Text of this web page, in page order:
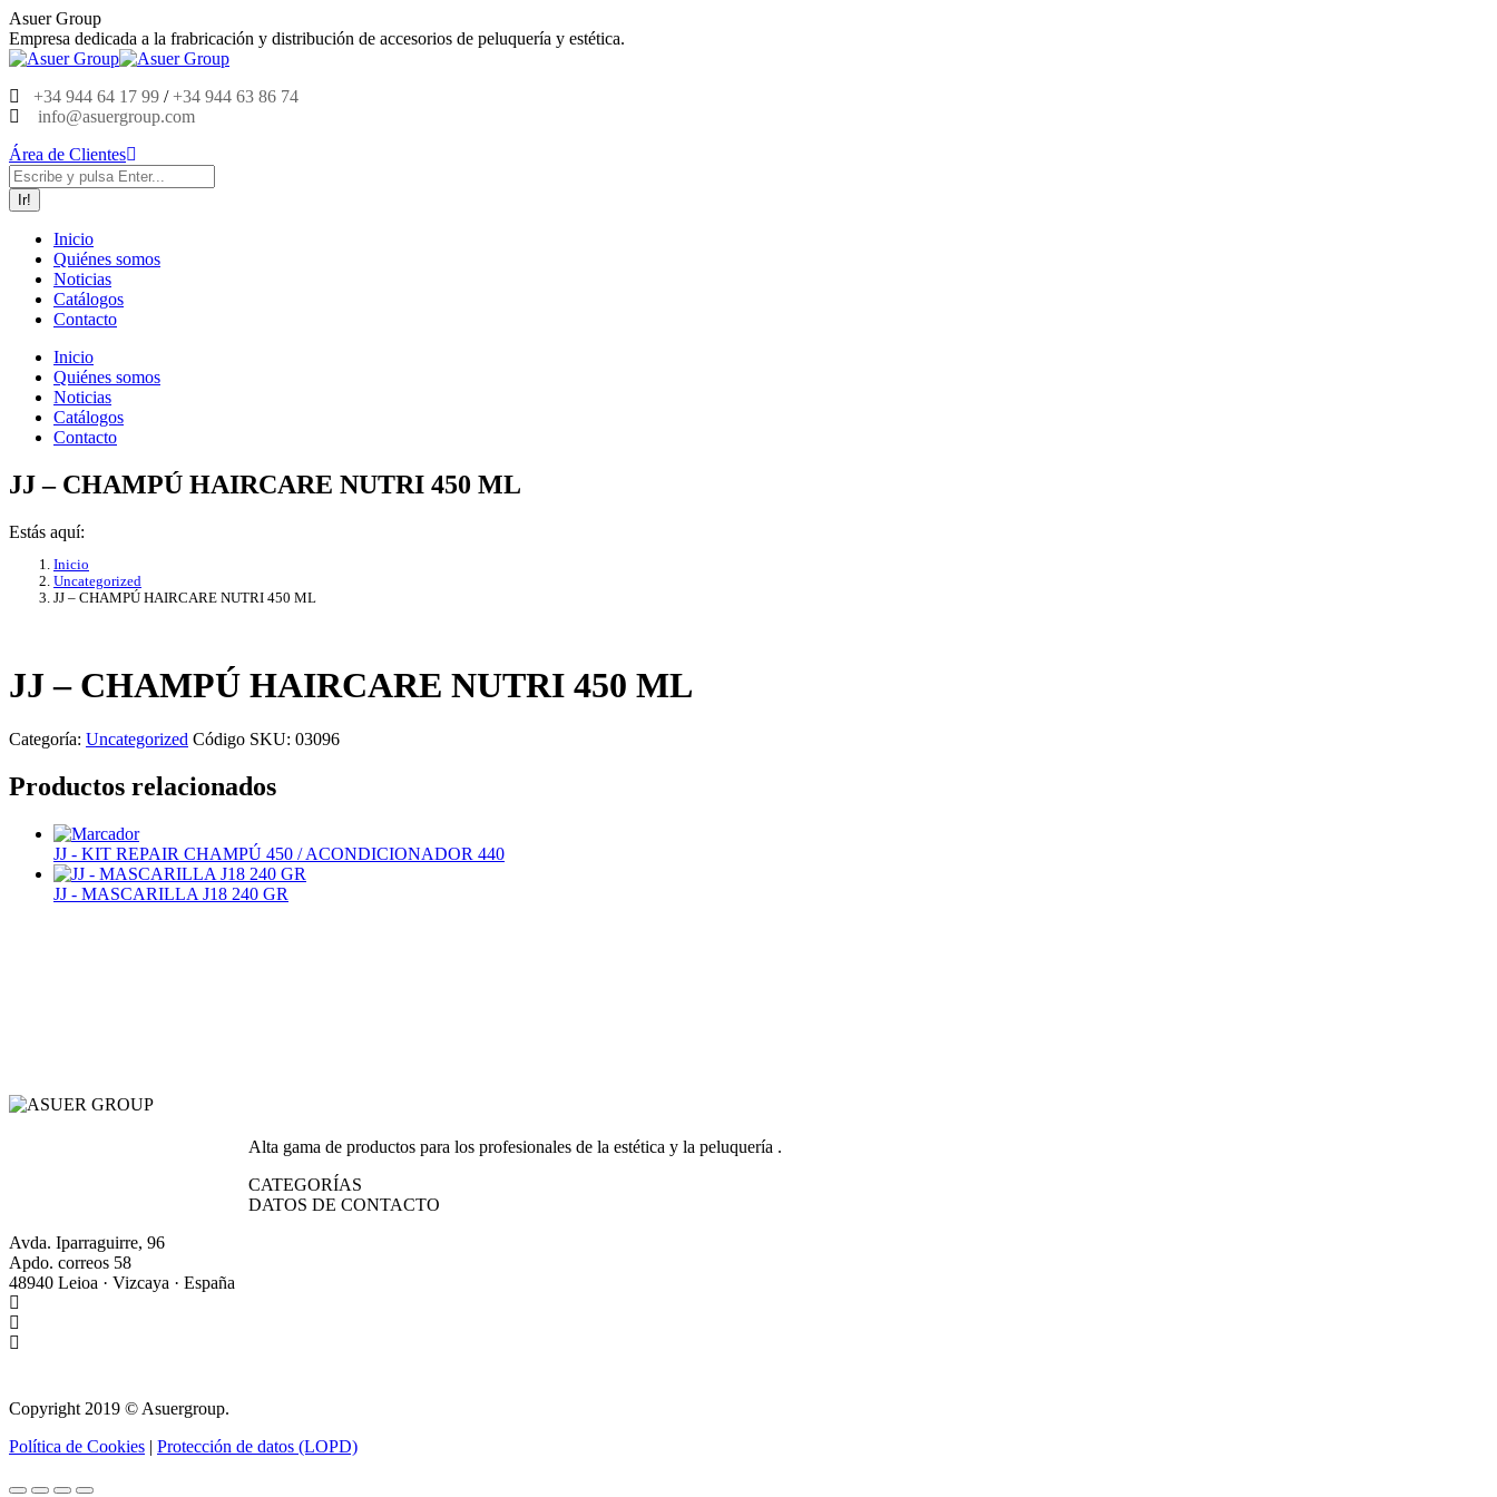
Saltar
al
contenido
Asuer Group
Empresa dedicada a la frabricación y distribución de accesorios de peluquería y estética.
+34 944 64 17 99 /+34 944 63 86 74
info@asuergroup.com
Área de Clientes
Buscar:
Inicio
Quiénes somos
Noticias
Catálogos
Contacto
Inicio
Quiénes somos
Noticias
Catálogos
Contacto
JJ – CHAMPÚ HAIRCARE NUTRI 450 ML
Estás aquí:
Inicio
Uncategorized
JJ – CHAMPÚ HAIRCARE NUTRI 450 ML
JJ – CHAMPÚ HAIRCARE NUTRI 450 ML
Categoría: Uncategorized Código SKU: 03096
Productos relacionados
JJ - KIT REPAIR CHAMPÚ 450 / ACONDICIONADOR 440
JJ - MASCARILLA J18 240 GR
Alta gama de productos para los profesionales de la estética y la peluquería .
CATEGORÍAS
DATOS DE CONTACTO
Avda. Iparraguirre, 96
Apdo. correos 58
48940 Leioa · Vizcaya · España
Copyright 2019 © Asuergroup.
Política de Cookies | Protección de datos (LOPD)
Ir